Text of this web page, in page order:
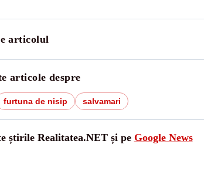
articolul
articole despre
furtuna de nisip salvamari
știrile Realitatea.NET și pe Google News